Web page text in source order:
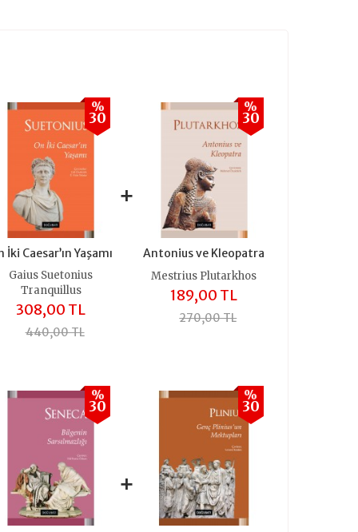
İki Caesar’ın Yaşamı
%
30
Gaius Suetonius
Tranquillus
308,00 TL
440,00 TL
+
Antonius ve Kleopatra
%
30
Mestrius Plutarkhos
189,00 TL
270,00 TL
%
30
+
%
30